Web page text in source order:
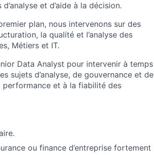
et d’aide à la décision.
plan, nous intervenons sur des
la qualité et l’analyse des
Métiers et IT.
Data Analyst pour intervenir à temps
sujets d’analyse, de gouvernance et de
et à la fiabilité des
ou finance d’entreprise fortement